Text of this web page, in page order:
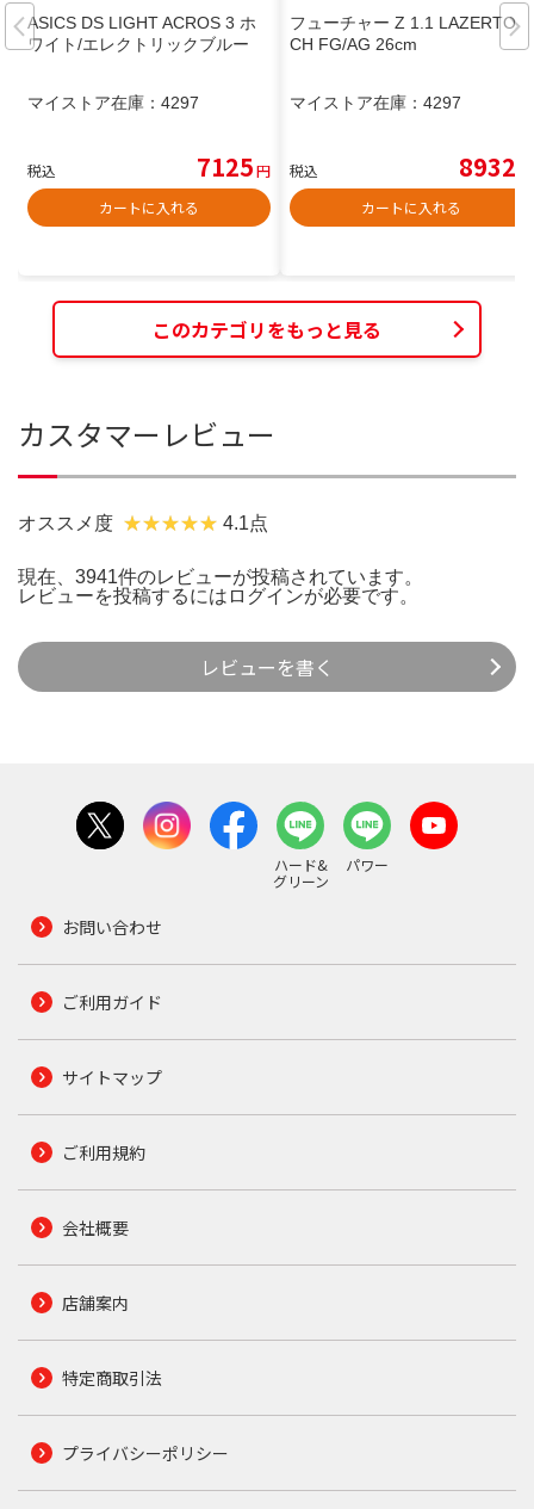
ASICS DS LIGHT ACROS 3 ホ
ワイト/エレクトリックブルー
マイストア在庫： 4297
税込 7125円
カートに入れる
フューチャー Z 1.1 LAZERTOU
CH FG/AG 26cm
マイストア在庫： 4297
税込 8932
カートに入れる
このカテゴリをもっと見る
カスタマーレビュー
オススメ度 4.1点
現在、3941件のレビューが投稿されています。
レビューを投稿するには ログインが必要です。
レビューを書く
ハード&
グリーン
パワー
お問い合わせ
ご利用ガイド
サイトマップ
ご利用規約
会社概要
店舗案内
特定商取引法
プライバシーポリシー